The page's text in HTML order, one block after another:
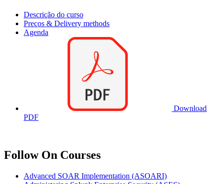
Descrição do curso
Preços & Delivery methods
Agenda
Download
PDF
Follow On Courses
Advanced SOAR Implementation (ASOARI)